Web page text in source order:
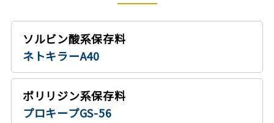
ソルビン酸系保存料
ネトキラーA40
ポリリジン系保存料
プロキープGS-56